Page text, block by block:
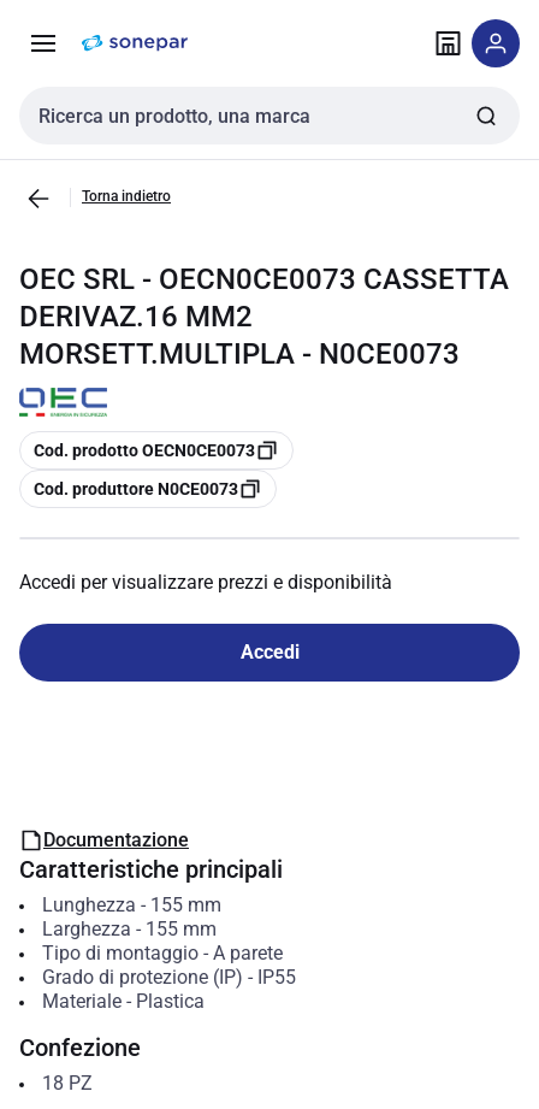
navigazione alla
Cerca input
Torna indietro
OEC SRL - OECN0CE0073 CASSETTA
DERIVAZ.16 MM2
MORSETT.MULTIPLA - N0CE0073
copia
Cod. prodotto OECN0CE0073
copia
Cod. produttore N0CE0073
Accedi per visualizzare prezzi e disponibilità
Accedi
Documentazione
Caratteristiche principali
Lunghezza - 155 mm
Larghezza - 155 mm
Tipo di montaggio- A parete
Grado di protezione (IP) - IP55
Materiale- Plastica
Confezione
18 PZ